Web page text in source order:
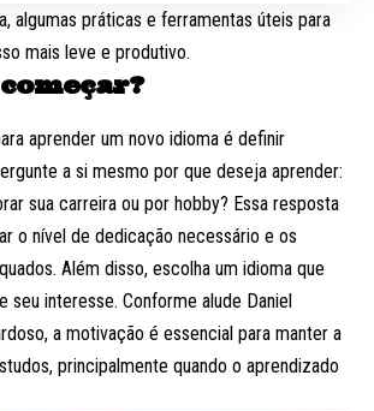
algumas práticas e ferramentas úteis para
mais leve e produtivo.
aprender um novo idioma é definir
a si mesmo por que deseja aprender:
sua carreira ou por hobby? Essa resposta
o nível de dedicação necessário e os
Além disso, escolha um idioma que
seu interesse. Conforme alude Daniel
a motivação é essencial para manter a
principalmente quando o aprendizado